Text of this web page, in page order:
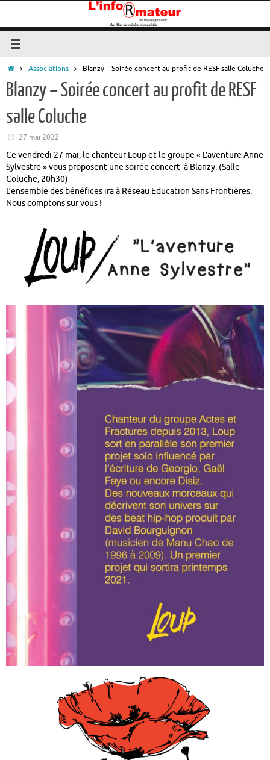
contenu
Accueil
Associations Blanzy – Soirée concert au profit de RESF salle Coluche
Blanzy – Soirée concert au profit de RESF
salle Coluche
27 mai 2022
Ce vendredi 27 mai, le chanteur Loup et le groupe « L’aventure Anne
Sylvestre » vous proposent une soirée concert à Blanzy. (Salle
Coluche, 20h30)
L’ensemble des bénéfices ira à Réseau Education Sans Frontières.
Nous comptons sur vous !